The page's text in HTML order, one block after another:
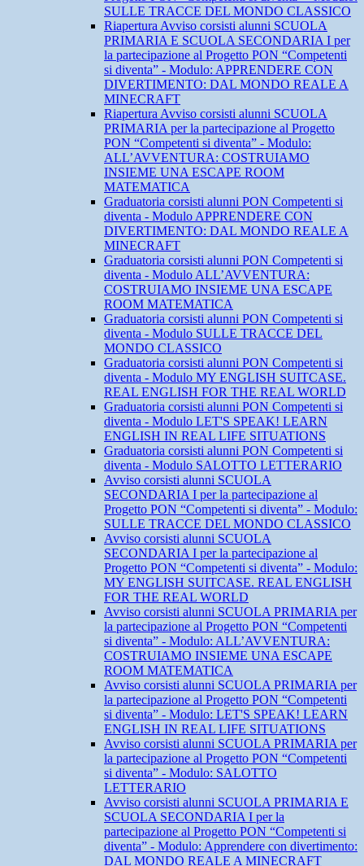
SULLE TRACCE DEL MONDO CLASSICO
Riapertura Avviso corsisti alunni SCUOLA
PRIMARIA E SCUOLA SECONDARIA I per
la partecipazione al Progetto PON “Competenti
si diventa” - Modulo: APPRENDERE CON
DIVERTIMENTO: DAL MONDO REALE A
MINECRAFT
Riapertura Avviso corsisti alunni SCUOLA
PRIMARIA per la partecipazione al Progetto
PON “Competenti si diventa” - Modulo:
ALL’AVVENTURA: COSTRUIAMO
INSIEME UNA ESCAPE ROOM
MATEMATICA
Graduatoria corsisti alunni PON Competenti si
diventa - Modulo APPRENDERE CON
DIVERTIMENTO: DAL MONDO REALE A
MINECRAFT
Graduatoria corsisti alunni PON Competenti si
diventa - Modulo ALL’AVVENTURA:
COSTRUIAMO INSIEME UNA ESCAPE
ROOM MATEMATICA
Graduatoria corsisti alunni PON Competenti si
diventa - Modulo SULLE TRACCE DEL
MONDO CLASSICO
Graduatoria corsisti alunni PON Competenti si
diventa - Modulo MY ENGLISH SUITCASE.
REAL ENGLISH FOR THE REAL WORLD
Graduatoria corsisti alunni PON Competenti si
diventa - Modulo LET'S SPEAK! LEARN
ENGLISH IN REAL LIFE SITUATIONS
Graduatoria corsisti alunni PON Competenti si
diventa - Modulo SALOTTO LETTERARIO
Avviso corsisti alunni SCUOLA
SECONDARIA I per la partecipazione al
Progetto PON “Competenti si diventa” - Modulo:
SULLE TRACCE DEL MONDO CLASSICO
Avviso corsisti alunni SCUOLA
SECONDARIA I per la partecipazione al
Progetto PON “Competenti si diventa” - Modulo:
MY ENGLISH SUITCASE. REAL ENGLISH
FOR THE REAL WORLD
Avviso corsisti alunni SCUOLA PRIMARIA per
la partecipazione al Progetto PON “Competenti
si diventa” - Modulo: ALL’AVVENTURA:
COSTRUIAMO INSIEME UNA ESCAPE
ROOM MATEMATICA
Avviso corsisti alunni SCUOLA PRIMARIA per
la partecipazione al Progetto PON “Competenti
si diventa” - Modulo: LET'S SPEAK! LEARN
ENGLISH IN REAL LIFE SITUATIONS
Avviso corsisti alunni SCUOLA PRIMARIA per
la partecipazione al Progetto PON “Competenti
si diventa” - Modulo: SALOTTO
LETTERARIO
Avviso corsisti alunni SCUOLA PRIMARIA E
SCUOLA SECONDARIA I per la
partecipazione al Progetto PON “Competenti si
diventa” - Modulo: Apprendere con divertimento:
DAL MONDO REALE A MINECRAFT